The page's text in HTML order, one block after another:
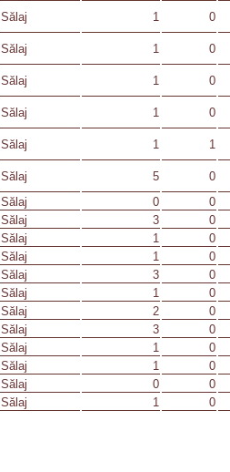
Sălaj 1 0
Sălaj 1 0
Sălaj 1 0
Sălaj 1 0
Sălaj 1 1
Sălaj 5 0
Sălaj 0 0
Sălaj 3 0
Sălaj 1 0
Sălaj 1 0
Sălaj 3 0
Sălaj 1 0
Sălaj 2 0
Sălaj 3 0
Sălaj 1 0
Sălaj 1 0
Sălaj 0 0
Sălaj 1 0